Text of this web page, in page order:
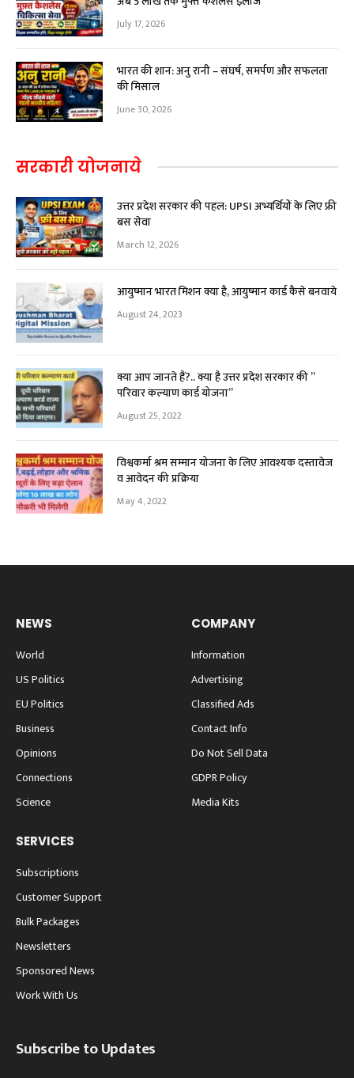
July 17, 2026
भारत की शान: अनु रानी – संघर्ष, समर्पण और सफलता
की मिसाल
June 30, 2026
सरकारी योजनाये
उत्तर प्रदेश सरकार की पहल: UPSI अभ्यर्थियों के लिए फ्री
बस सेवा
March 12, 2026
आयुष्मान भारत मिशन क्या है, आयुष्मान कार्ड कैसे बनवाये
August 24, 2023
क्या आप जानते हैं?.. क्या है उत्तर प्रदेश सरकार की ”
परिवार कल्याण कार्ड योजना”
August 25, 2022
विश्वकर्मा श्रम सम्मान योजना के लिए आवश्यक दस्तावेज
व आवेदन की प्रक्रिया
May 4, 2022
NEWS
World
US Politics
EU Politics
Business
Opinions
Connections
Science
COMPANY
Information
Advertising
Classified Ads
Contact Info
Do Not Sell Data
GDPR Policy
Media Kits
SERVICES
Subscriptions
Customer Support
Bulk Packages
Newsletters
Sponsored News
Work With Us
Subscribe to Updates